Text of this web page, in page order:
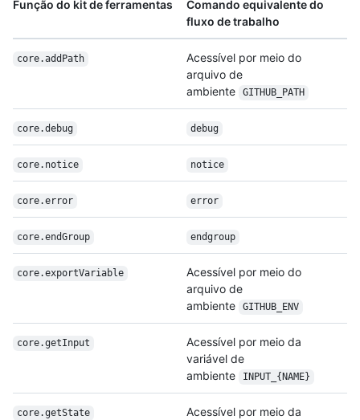
Função do kit de ferramentas
Comando equivalente do
fluxo de trabalho
core.addPath
Acessível por meio do
arquivo de
ambiente
GITHUB_PATH
core.debug debug
core.notice notice
core.error error
core.endGroup endgroup
core.exportVariable
Acessível por meio do
arquivo de
ambiente
GITHUB_ENV
core.getInput
Acessível por meio da
variável de
ambiente
INPUT_{NAME}
core.getState
Acessível por meio da